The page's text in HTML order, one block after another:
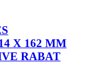
X 162 MM
RABAT